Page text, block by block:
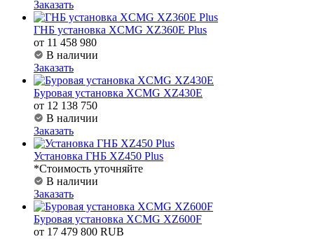
Заказать
ГНБ установка XCMG XZ360E Plus
от 11 458 980
В наличии
Заказать
Буровая установка XCMG XZ430E
от 12 138 750
В наличии
Заказать
Установка ГНБ XZ450 Plus
*Стоимость уточняйте
В наличии
Заказать
Буровая установка XCMG XZ600F
от 17 479 800 RUB